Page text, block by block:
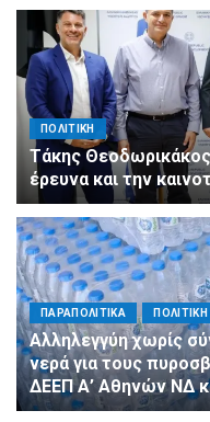
ΠΟΛΙΤΙΚΗ
Τάκης
έρευνα και την
ΠΑΡΑΠΟΛΙΤΙΚΑ ΠΟΛΙΤΙΚΗ
Αλληλεγγύη χωρίς
νερά για τους
ΔΕΕΠ Α’ Αθηνών ΝΔ